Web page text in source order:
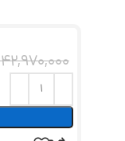
42,970,000